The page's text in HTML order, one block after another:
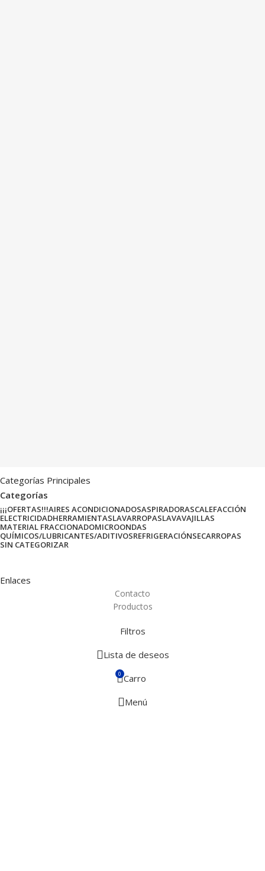
Categorías Principales
Categorías
¡¡¡OFERTAS!!!AIRES ACONDICIONADOSASPIRADORASCALEFACCIÓN
ELECTRICIDADHERRAMIENTASLAVARROPASLAVAVAJILLAS
MATERIAL FRACCIONADOMICROONDAS
QUÍMICOS/LUBRICANTES/ADITIVOSREFRIGERACIÓNSECARROPAS
SIN CATEGORIZAR
Enlaces
Contacto
Productos
Filtros
Lista de deseos
0 Carro
Menú